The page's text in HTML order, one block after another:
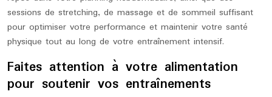
sessions de stretching, de massage et de sommeil suffisant
pour optimiser votre performance et maintenir votre santé
physique tout au long de votre entraînement intensif.
Faites attention à votre alimentation
pour soutenir vos entraînements